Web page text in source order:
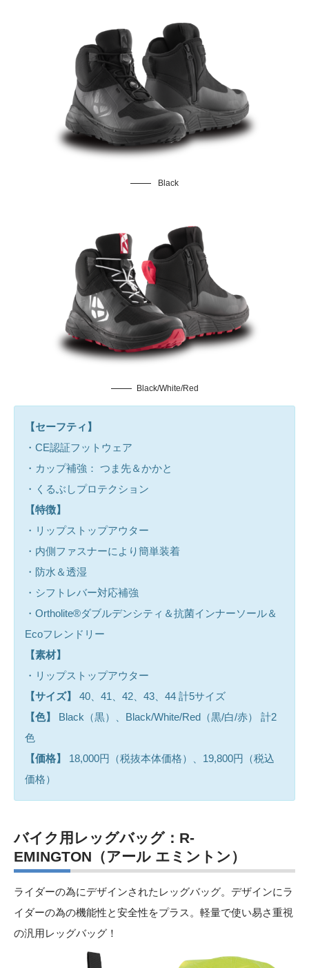
Black
Black/White/Red
【セーフティ】
・CE認証フットウェア
・カップ補強： つま先＆かかと
・くるぶしプロテクション
【特徴】
・リップストップアウター
・内側ファスナーにより簡単装着
・防水＆透湿
・シフトレバー対応補強
・Ortholite®ダブルデンシティ＆抗菌インナーソール＆
Ecoフレンドリー
【素材】
・リップストップアウター
【サイズ】
40、41、42、43、44 計5サイズ
【色】
Black（黒）、Black/White/Red（黒/白/赤） 計2
色
【価格】 18,000円（税抜本体価格）、19,800円（税込
価格）
バイク用レッグバッグ：R-
EMINGTON（アール エミントン）
ライダーの為にデザインされたレッグバッグ。デザインにラ
イダーの為の機能性と安全性をプラス。軽量で使い易さ重視
の汎用レッグバッグ！